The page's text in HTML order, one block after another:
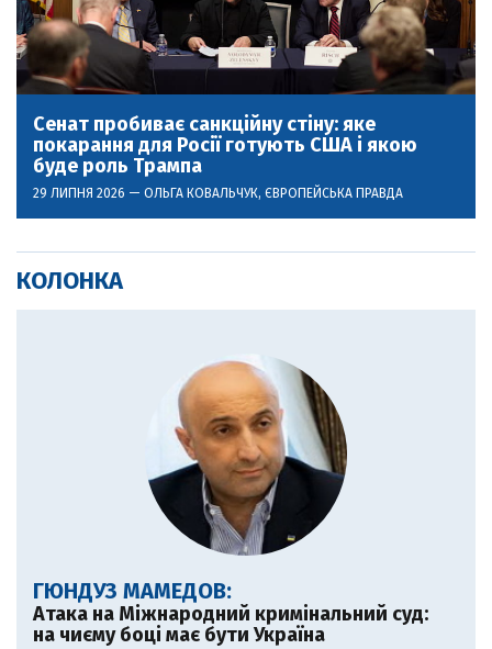
Сенат пробиває санкційну стіну: яке
покарання для Росії готують США і якою
буде роль Трампа
29 ЛИПНЯ 2026 — ОЛЬГА КОВАЛЬЧУК, ЄВРОПЕЙСЬКА ПРАВДА
КОЛОНКА
ГЮНДУЗ МАМЕДОВ:
Атака на Міжнародний кримінальний суд:
на чиєму боці має бути Україна